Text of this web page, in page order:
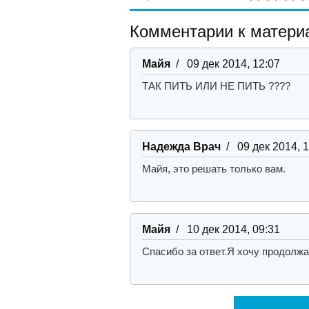
Комментарии к
Майя / 09 дек 2014, 12:07
ТАК ПИТЬ ИЛИ НЕ ПИТЬ ????
Надежда Врач / 09 дек 2014,
Майя, это решать только вам.
Майя / 10 дек 2014, 09:31
Спасибо за ответ.Я хочу